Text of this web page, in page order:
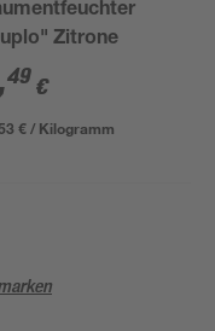
Zitrone
49 €
€ / Kilogramm